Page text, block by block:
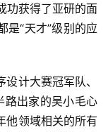
功获得了亚研的面
是“天才”级别的应
计大赛冠军队、
出家的吴小毛心
他领域相关的所有